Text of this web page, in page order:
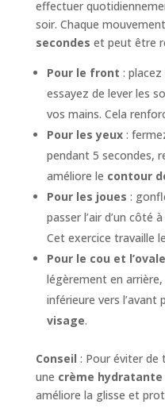
effectuer
soir. Chaque
secondes et peut être
Pour le front :
essayez de lever les
vos mains. Cela
Pour les yeux:
pendant 5 secondes,
améliore le contour
Pour les joues :
passer l’air d’un côté
Cet exercice travaille
Pour le cou et
légèrement en
inférieure vers l’avant
visage.
Conseil : Pour éviter de
une crème hydratante
améliore la glisse et